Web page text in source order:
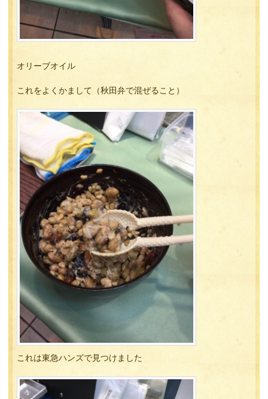
オリーブオイル
これをよくかまして（秋田弁で混ぜること）
これは東急ハンズで見つけました